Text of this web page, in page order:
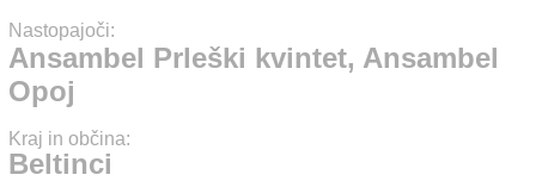
Nastopajoči:
Ansambel Prleški kvintet, Ansambel
Opoj
Kraj in občina:
Beltinci